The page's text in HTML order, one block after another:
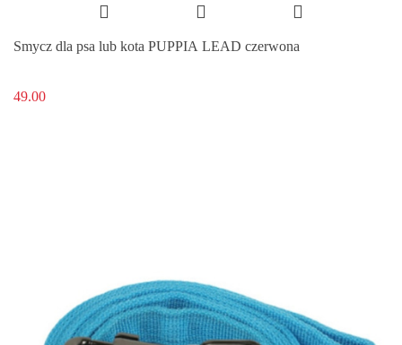
Smycz dla psa lub kota PUPPIA LEAD czerwona
49.00